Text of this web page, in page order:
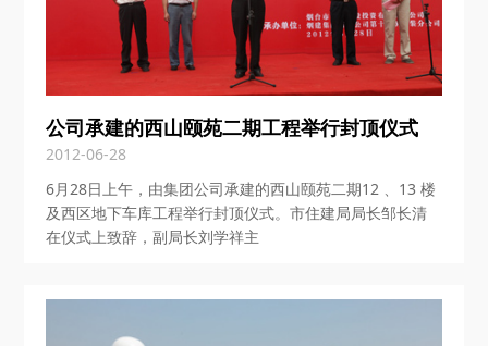
公司承建的西山颐苑二期工程举行封顶仪式
2012-06-28
6月28日上午，由集团公司承建的西山颐苑二期12 、13 楼
及西区地下车库工程举行封顶仪式。市住建局局长邹长清
在仪式上致辞，副局长刘学祥主